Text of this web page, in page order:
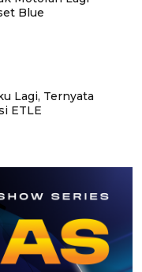
Blue
Lagi, Ternyata
ETLE